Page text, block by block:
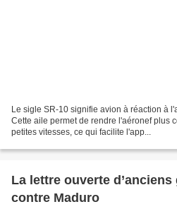
Le sigle SR-10 signifie avion à réaction à
Cette aile permet de rendre l'aéronef plus
petites vitesses, ce qui facilite l'app...
La lettre ouverte d’anciens
contre Maduro